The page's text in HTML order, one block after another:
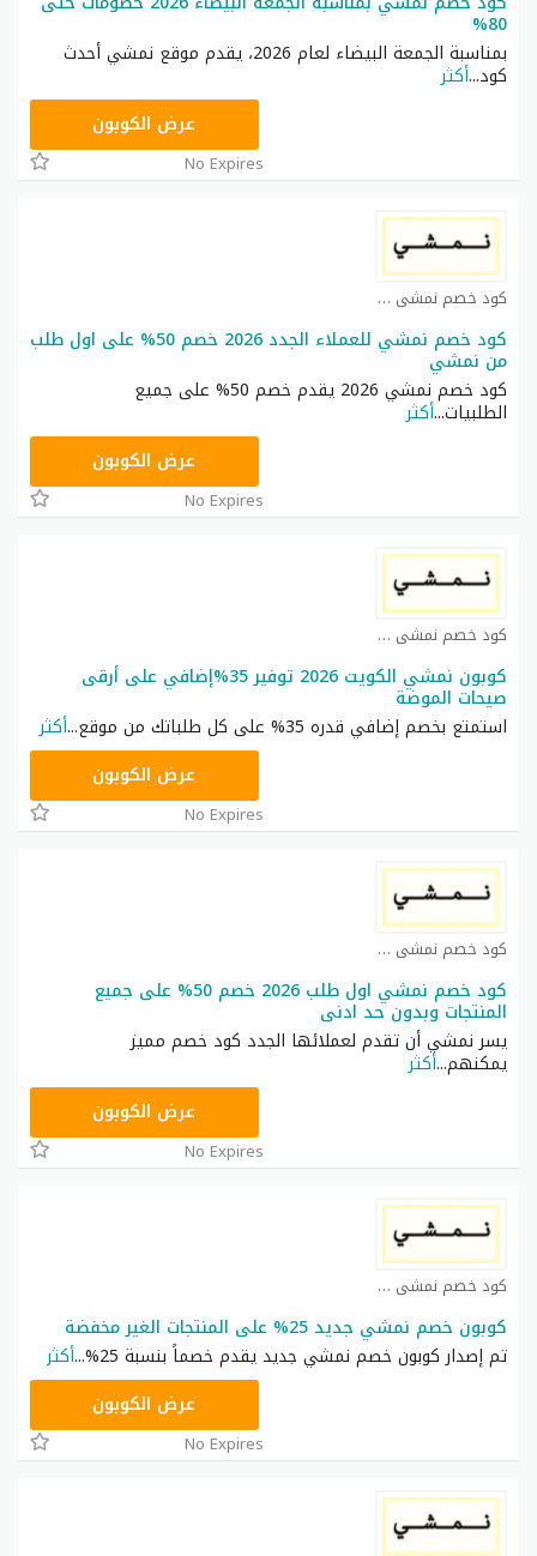
80%
بمناسبة الجمعة البيضاء لعام 2026، يقدم موقع نمشي أحدث
كود...أكثر
TRSS148عرض الكوبون
No Expires
كود خصم نمشي كوبون
كود خصم نمشي للعملاء الجدد 2026 خصم 50% على اول طلب
من نمشي
كود خصم نمشي 2026 يقدم خصم 50% على جميع
الطلبيات...أكثر
TRSS148عرض الكوبون
No Expires
كود خصم نمشي كوبون
كوبون نمشي الكويت 2026 توفير 35%إضافي على أرقى
صيحات الموضة
استمتع بخصم إضافي قدره 35% على كل طلباتك من موقع
...أكثر
TRSS148عرض الكوبون
No Expires
كود خصم نمشي كوبون
كود خصم نمشي اول طلب 2026 خصم 50% على جميع
المنتجات وبدون حد ادنى
يسر نمشي أن تقدم لعملائها الجدد كود خصم مميز
يمكنهم...أكثر
TRSS148عرض الكوبون
No Expires
كود خصم نمشي كوبون
كوبون خصم نمشي جديد 25% على المنتجات الغير مخفضة
تم إصدار كوبون خصم نمشي جديد يقدم خصماً بنسبة 25%
...أكثر
AC182عرض الكوبون
No Expires